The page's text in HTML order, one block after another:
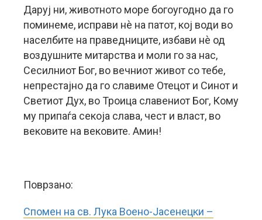
Даруј ни, животното море богоугодно да го
поминеме, исправи нè на патот, кој води во
населбите на праведниците, избави нè од
воздушните митарства и моли го за нас,
Сесилниот Бог, во вечниот живот со тебе,
непрестајно да го славиме Отецот и Синот и
Светиот Дух, во Троица славениот Бог, Кому
му припаѓа секоја слава, чест и власт, во
вековите на вековите. Амин!
Поврзано:
Спомен на св. Лука Воено-Јасенецки –